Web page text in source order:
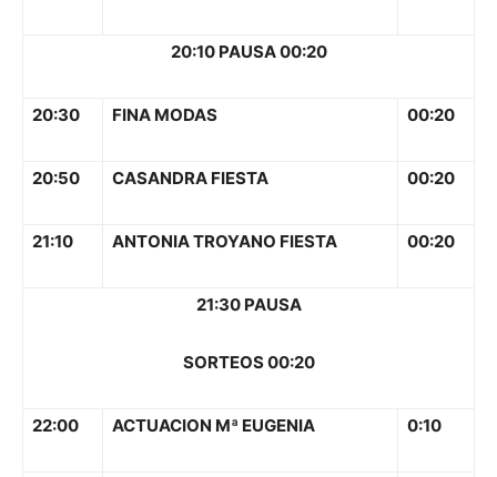
20:10 PAUSA 00:20
20:30 FINA MODAS 00:20
20:50 CASANDRA FIESTA 00:20
21:10 ANTONIA TROYANO FIESTA 00:20
21:30 PAUSA
SORTEOS 00:20
22:00 ACTUACION Mª EUGENIA 0:10